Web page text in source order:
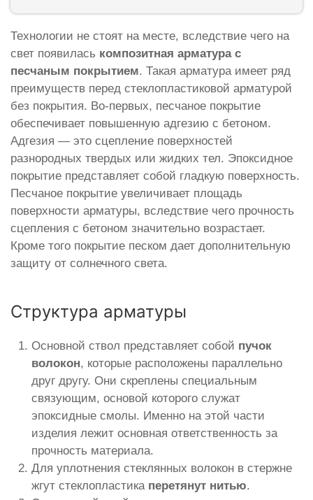
Технологии не стоят на месте, вследствие чего на
свет появилась композитная арматура с
песчаным покрытием. Такая арматура имеет ряд
преимуществ перед стеклопластиковой арматурой
без покрытия. Во-первых, песчаное покрытие
обеспечивает повышенную адгезию с бетоном.
Адгезия — это сцепление поверхностей
разнородных твердых или жидких тел. Эпоксидное
покрытие представляет собой гладкую поверхность.
Песчаное покрытие увеличивает площадь
поверхности арматуры, вследствие чего прочность
сцепления с бетоном значительно возрастает.
Кроме того покрытие песком дает дополнительную
защиту от солнечного света.
Структура арматуры
Основной ствол представляет собой пучок
волокон, которые расположены параллельно
друг другу. Они скреплены специальным
связующим, основой которого служат
эпоксидные смолы. Именно на этой части
изделия лежит основная ответственность за
прочность материала.
Для уплотнения стеклянных волокон в стержне
жгут стеклопластика перетянут нитью.